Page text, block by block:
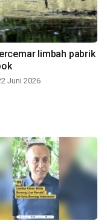
limbah pabrik
Juni 2026